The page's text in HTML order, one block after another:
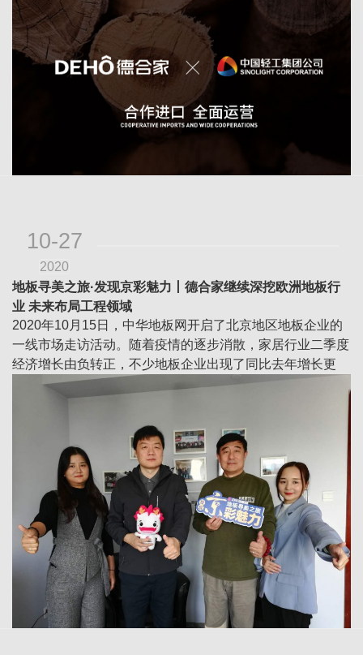
10-27
2020
地板寻美之旅·发现京彩魅力丨德合家继续深挖欧洲地板行
业 未来布局工程领域
2020年10月15日，中华地板网开启了北京地区地板企业的
一线市场走访活动。随着疫情的逐步消散，家居行业二季度
经济增长由负转正，不少地板企业出现了同比去年增长更